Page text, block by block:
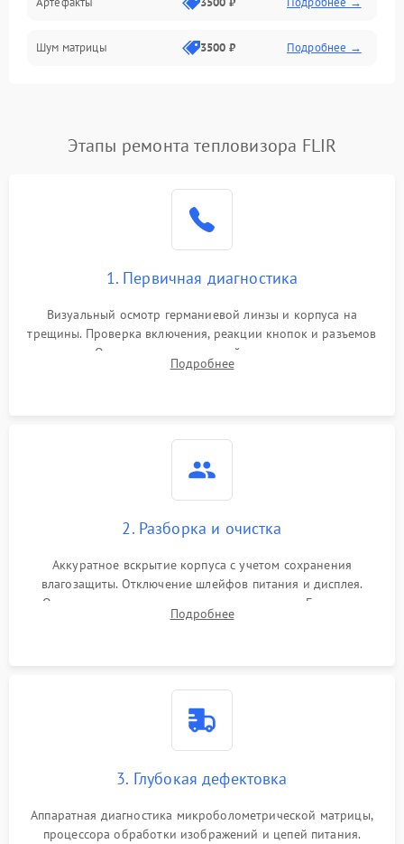
Матрица
Проблемы питания
Сбои коммуникаций и интерфейсов
Экран (дисплей)
Шум матрицы 3500 ₽ Подробнее →
Этапы ремонта тепловизора FLIR
1. Первичная диагностика
Визуальный осмотр германиевой линзы и корпуса на
трещины. Проверка включения, реакции кнопок и разъемов
зарядки. Оценка вывода тепловой сигнатуры на экран,
проверка базовых функций и считывание системных
Подробнее
2. Разборка и очистка
Аккуратное вскрытие корпуса с учетом сохранения
влагозащиты. Отключение шлейфов питания и дисплея.
Очистка внутренних плат от окислов и пыли. Бережная
обработка германиевого объектива специализированными
Подробнее
3. Глубокая дефектовка
Аппаратная диагностика микроболометрической матрицы,
процессора обработки изображений и цепей питания.